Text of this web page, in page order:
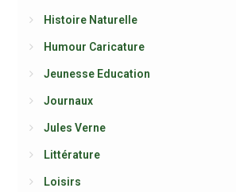
Histoire Naturelle
Humour Caricature
Jeunesse Education
Journaux
Jules Verne
Littérature
Loisirs